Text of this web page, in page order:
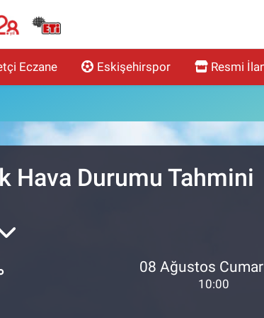
Eczane Eskişehirspor Resmi
Hava Durumu Tahmini
08 Ağustos
10:00